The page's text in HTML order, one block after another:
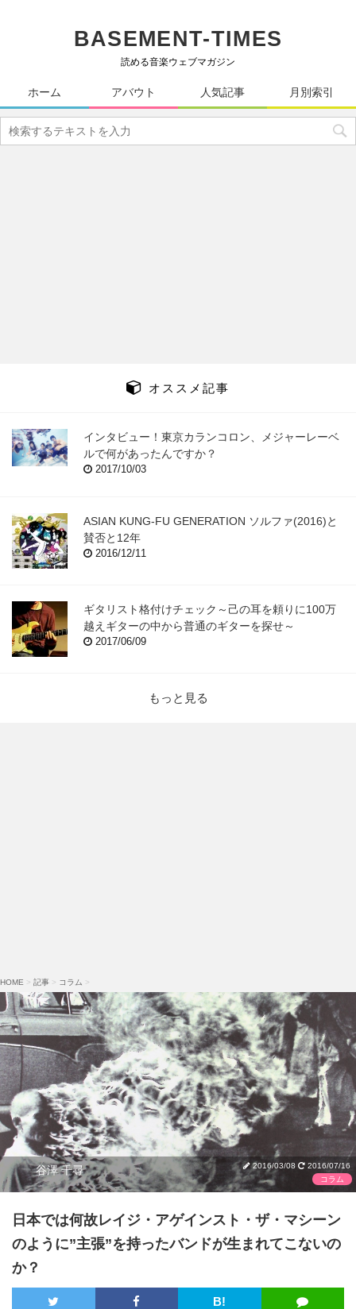
BASEMENT-TIMES
読める音楽ウェブマガジン
ホーム アバウト 人気記事 月別索引
オススメ記事
インタビュー！東京カランコロン、メジャーレーベ
ルで何があったんですか？
2017/10/03
ASIAN KUNG-FU GENERATION ソルファ(2016)と
賛否と12年
2016/12/11
ギタリスト格付けチェック～己の耳を頼りに100万
越えギターの中から普通のギターを探せ～
2017/06/09
もっと見る
HOME > 記事 > コラム >
谷澤 千尋 2016/03/08
2016/07/16
コラム
日本では何故レイジ・アゲインスト・ザ・マシーン
のように”主張”を持ったバンドが生まれてこないの
か？
B!